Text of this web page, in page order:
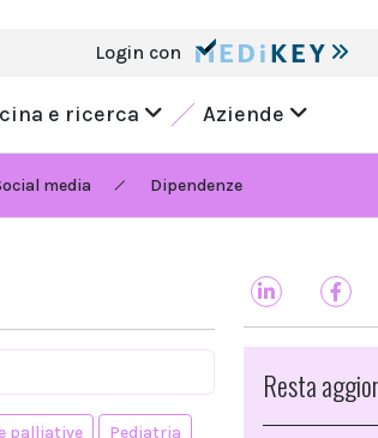
Login con
e ricerca Aziende
media Dipendenze
palliative Pediatria
Resta